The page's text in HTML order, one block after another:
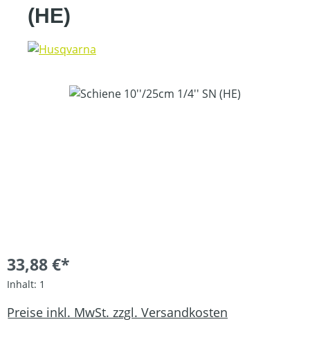
(HE)
Bildergalerie überspringen
33,88 €*
Inhalt: 1
Preise inkl. MwSt. zzgl. Versandkosten